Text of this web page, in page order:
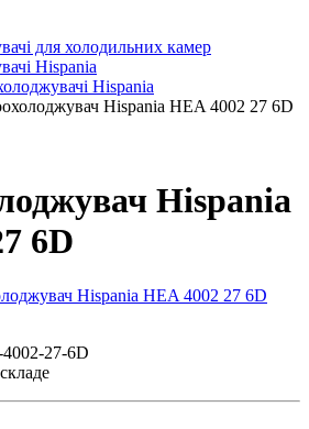
для холодильних камер
Hispania
Hispania
Hispania HEA 4002 27 6D
Hispania
6D
27-6D